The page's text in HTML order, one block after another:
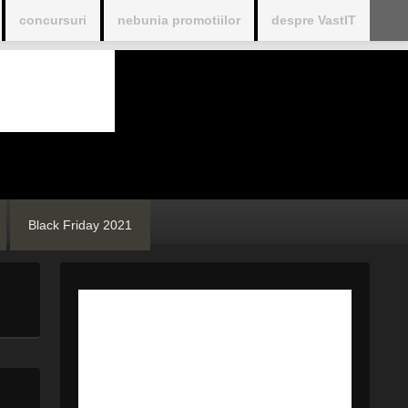
concursuri nebunia promotiilor despre VastIT
Black Friday 2021